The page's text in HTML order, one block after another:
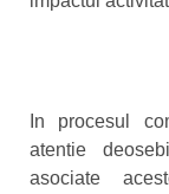
In procesul
atentie
asociate